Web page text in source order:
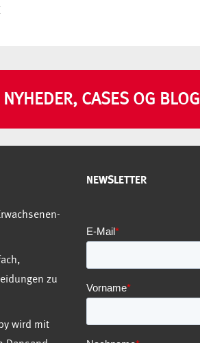
NYHEDER, CASES OG BLOG
zu
wird mit
NEWSLETTER